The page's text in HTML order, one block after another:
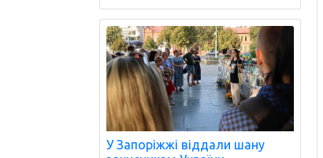
У Запоріжжі віддали шану